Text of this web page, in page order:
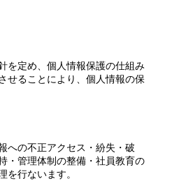
を定め、個人情報保護の仕組み
せることにより、個人情報の保
への不正アクセス・紛失・破
・管理体制の整備・社員教育の
行ないます。